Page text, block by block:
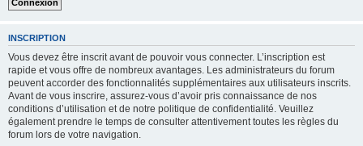
INSCRIPTION
Vous devez être inscrit avant de pouvoir vous connecter. L’inscription est
rapide et vous offre de nombreux avantages. Les administrateurs du forum
peuvent accorder des fonctionnalités supplémentaires aux utilisateurs inscrits.
Avant de vous inscrire, assurez-vous d’avoir pris connaissance de nos
conditions d’utilisation et de notre politique de confidentialité. Veuillez
également prendre le temps de consulter attentivement toutes les règles du
forum lors de votre navigation.